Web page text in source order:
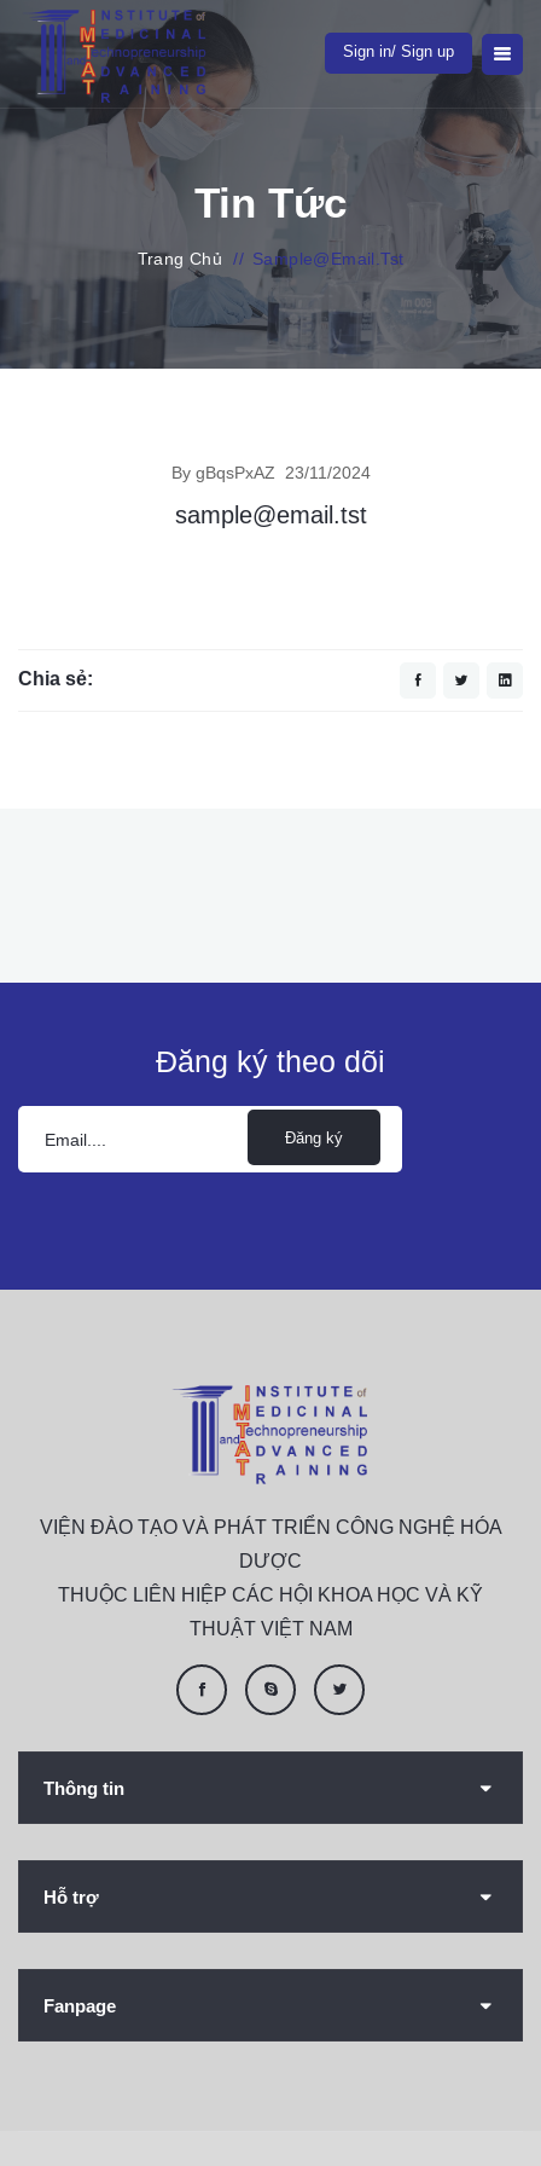
Sign in/ Sign up
Tin Tức
Trang Chủ // Sample@email.tst
By gBqsPxAZ 23/11/2024
sample@email.tst
Chia sẻ:
Đăng ký theo dõi
Đăng ký
VIỆN ĐÀO TẠO VÀ PHÁT TRIỂN CÔNG NGHỆ HÓA
DƯỢC
THUỘC LIÊN HIỆP CÁC HỘI KHOA HỌC VÀ KỸ
THUẬT VIỆT NAM
Thông tin
Hỗ trợ
Fanpage